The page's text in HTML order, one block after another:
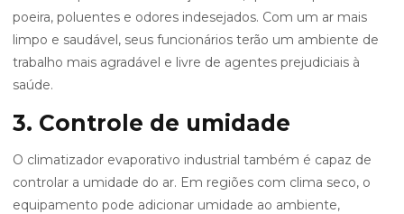
poeira, poluentes e odores indesejados. Com um ar mais
limpo e saudável, seus funcionários terão um ambiente de
trabalho mais agradável e livre de agentes prejudiciais à
saúde.
3. Controle de umidade
O climatizador evaporativo industrial também é capaz de
controlar a umidade do ar. Em regiões com clima seco, o
equipamento pode adicionar umidade ao ambiente,